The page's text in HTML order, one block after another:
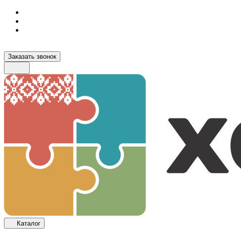
Заказать звонок
Каталог